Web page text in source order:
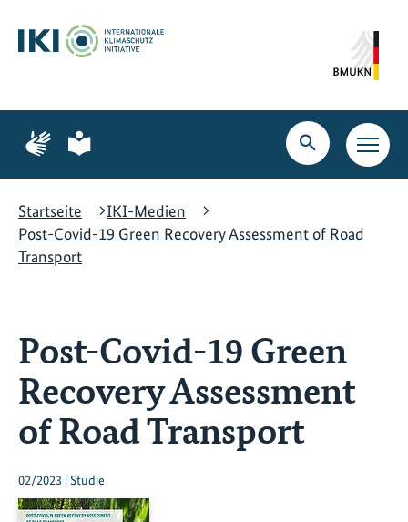
Hauptinhalt
springen
Suche
springen
Hauptnavigation
springen
Zur
Seite
Gebärdensprache
Zur
Seite
leichte
Suche
öffnen
Startseite
IKI-Medien
Post-Covid-19 Green Recovery Assessment of Road
Transport
Post-Covid-19 Green
Recovery Assessment
of Road Transport
02/2023 | Studie